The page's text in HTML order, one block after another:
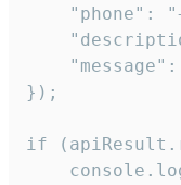
"phone":
});
if